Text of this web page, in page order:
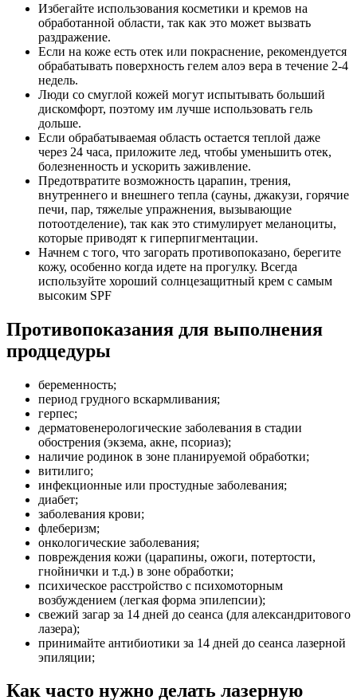
Избегайте использования косметики и кремов на
обработанной области, так как это может вызвать
раздражение.
Если на коже есть отек или покраснение, рекомендуется
обрабатывать поверхность гелем алоэ вера в течение 2-4
недель.
Люди со смуглой кожей могут испытывать больший
дискомфорт, поэтому им лучше использовать гель
дольше.
Если обрабатываемая область остается теплой даже
через 24 часа, приложите лед, чтобы уменьшить отек,
болезненность и ускорить заживление.
Предотвратите возможность царапин, трения,
внутреннего и внешнего тепла (сауны, джакузи, горячие
печи, пар, тяжелые упражнения, вызывающие
потоотделение), так как это стимулирует меланоциты,
которые приводят к гиперпигментации.
Начнем с того, что загорать противопоказано, берегите
кожу, особенно когда идете на прогулку. Всегда
используйте хороший солнцезащитный крем с самым
высоким SPF
Противопоказания для выполнения
продцедуры
беременность;
период грудного вскармливания;
герпес;
дерматовенерологические заболевания в стадии
обострения (экзема, акне, псориаз);
наличие родинок в зоне планируемой обработки;
витилиго;
инфекционные или простудные заболевания;
диабет;
заболевания крови;
флеберизм;
онкологические заболевания;
повреждения кожи (царапины, ожоги, потертости,
гнойнички и т.д.) в зоне обработки;
психическое расстройство с психомоторным
возбуждением (легкая форма эпилепсии);
свежий загар за 14 дней до сеанса (для александритового
лазера);
принимайте антибиотики за 14 дней до сеанса лазерной
эпиляции;
Как часто нужно делать лазерную